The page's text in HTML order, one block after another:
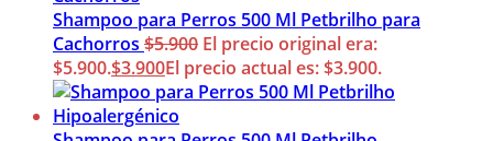
Shampoo para Perros 500 Ml Petbrilho para
Cachorros $5.900 El precio original era:
$5.900.$3.900El precio actual es: $3.900.